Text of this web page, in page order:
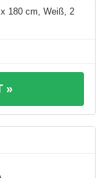
180 cm, Weiß, 2
»